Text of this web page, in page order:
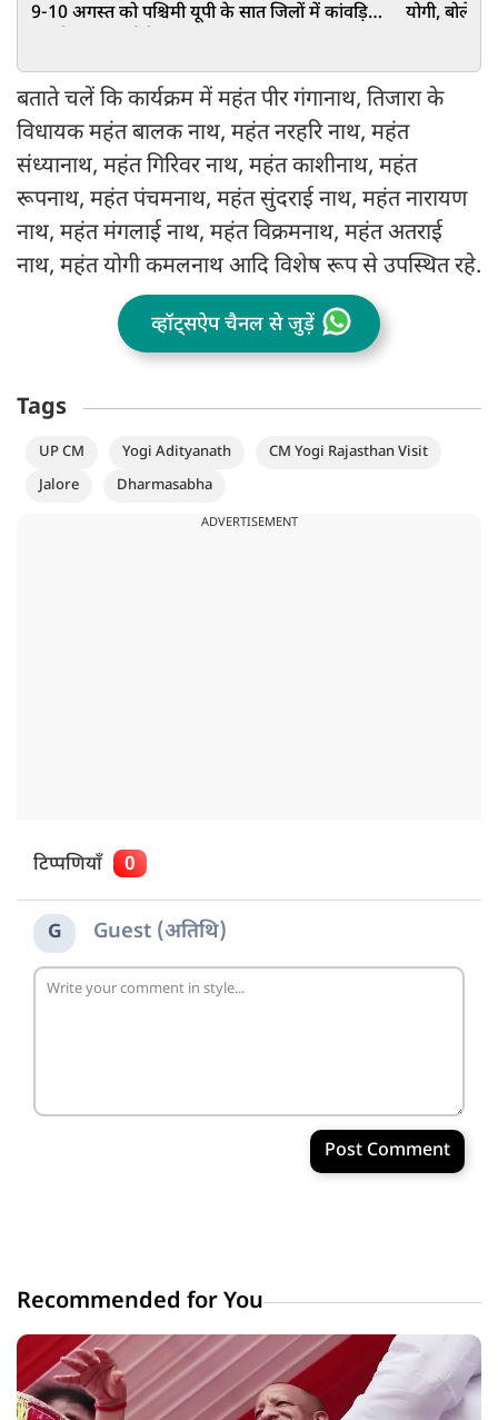
9-10 अगस्त को पश्चिमी यूपी के सात जिलों में कांवड़ियों
योगी, बोले-
बताते चलें कि कार्यक्रम में महंत पीर गंगानाथ, तिजारा के
विधायक महंत बालक नाथ, महंत नरहरि नाथ, महंत
संध्यानाथ, महंत गिरिवर नाथ, महंत काशीनाथ, महंत
रूपनाथ, महंत पंचमनाथ, महंत सुंदराई नाथ, महंत नारायण
नाथ, महंत मंगलाई नाथ, महंत विक्रमनाथ, महंत अतराई
नाथ, महंत योगी कमलनाथ आदि विशेष रूप से उपस्थित रहे.
व्हॉट्सऐप चैनल से जुड़ें
Tags
UP CM Yogi Adityanath
CM Yogi Rajasthan Visit
Jalore
Dharmasabha
ADVERTISEMENT
टिप्पणियाँ 0
G Guest (अतिथि)
Post Comment
Recommended for You